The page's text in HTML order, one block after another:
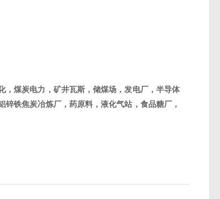
，煤炭电力，矿井瓦斯，储煤场，发电厂，半导体
铁焦炭冶炼厂，药原料，液化气站，食品糖厂，